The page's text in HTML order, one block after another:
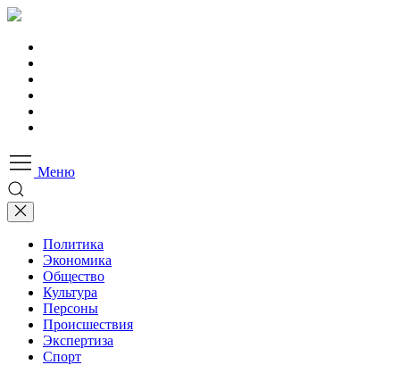
Меню
Политика
Экономика
Общество
Культура
Персоны
Происшествия
Экспертиза
Спорт